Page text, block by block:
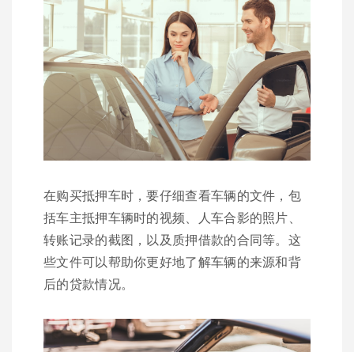
在购买抵押车时，要仔细查看车辆的文件，包
括车主抵押车辆时的视频、人车合影的照片、
转账记录的截图，以及质押借款的合同等。这
些文件可以帮助你更好地了解车辆的来源和背
后的贷款情况。